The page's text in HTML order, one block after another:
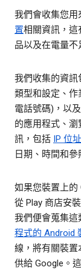
我們會收集您用
置相關資訊，這
品以及在電量不
我們收集的資訊
類型和設定、作
電話號碼)，以
的應用程式、
訊，包括 IP 位址
日期、時間和參
如果您裝置上的
從 Play 商店安
我們便會蒐集
程式的 Android
線，將有關裝置
供給 Google。